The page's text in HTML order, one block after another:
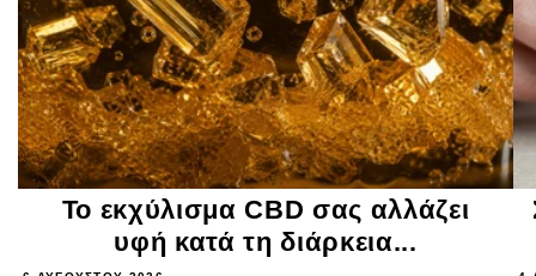
Το εκχύλισμα CBD σας αλλάζει
υφή κατά τη διάρκεια...